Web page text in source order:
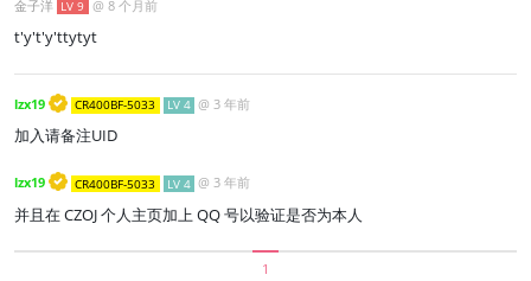
金子洋 LV 9 @ 8 个月前
t'y't'y'ttytyt
lzx19 CR400BF-5033 LV 4 @ 3 年前
加入请备注UID
lzx19 CR400BF-5033 LV 4 @3 年前
并且在 CZOJ 个人主页加上 QQ 号以验证是否为本人
1